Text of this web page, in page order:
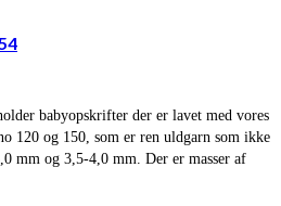
babyopskrifter der er lavet med vores
120 og 150, som er ren uldgarn som ikke
mm og 3,5-4,0 mm. Der er masser af